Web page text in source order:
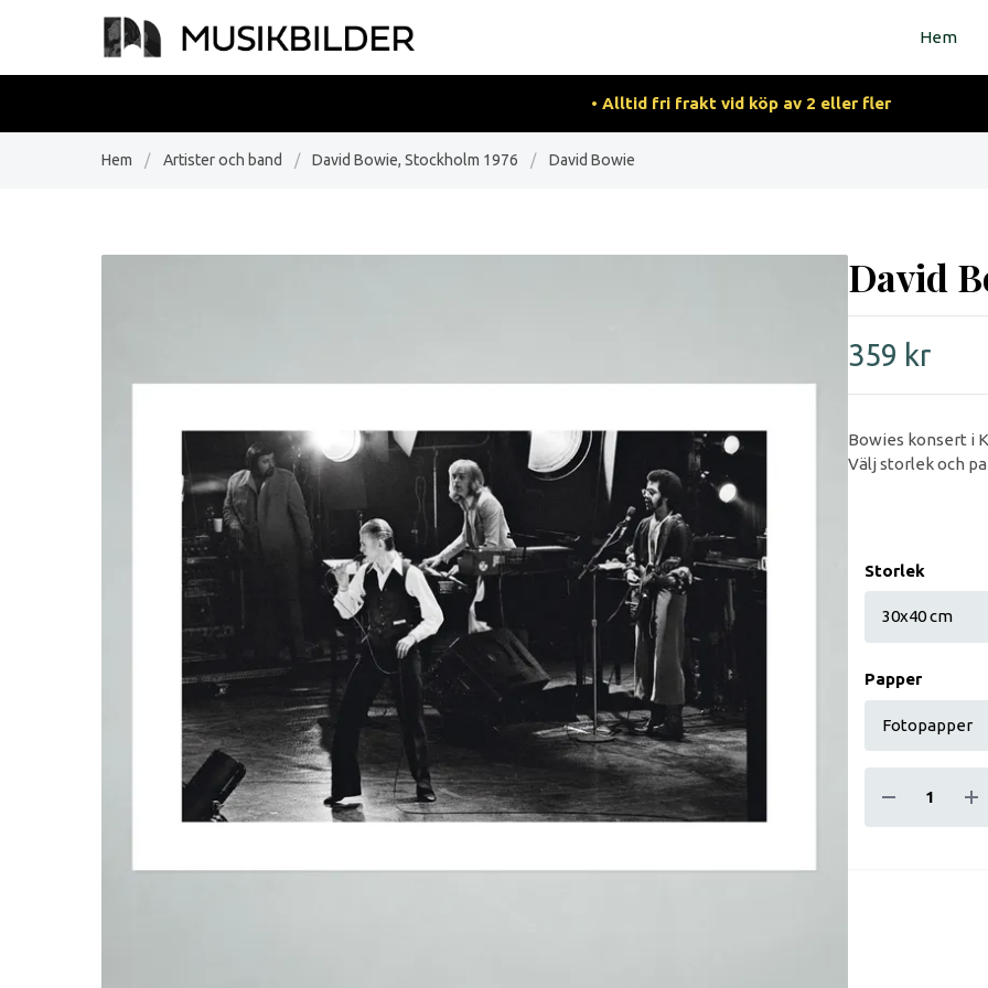
Hem
• Alltid fri frakt vid köp av 2 eller fler
Hem / Artister och band / David Bowie, Stockholm 1976 / David Bowie
David
359 kr
Bowies konsert i
Välj storlek och
Storlek
Papper